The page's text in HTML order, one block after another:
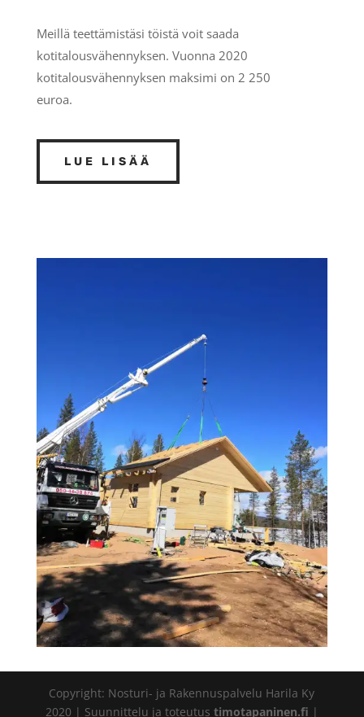
Meillä teettämistäsi töistä voit saada
kotitalousvähennyksen. Vuonna 2020
kotitalousvähennyksen maksimi on 2 250
euroa.
LUE LISÄÄ
Copyright: Nosturi- ja Rakennuspalvelu Harila Ky
2020 | Suunnittelu ja toteutus timotapaninen.fi |